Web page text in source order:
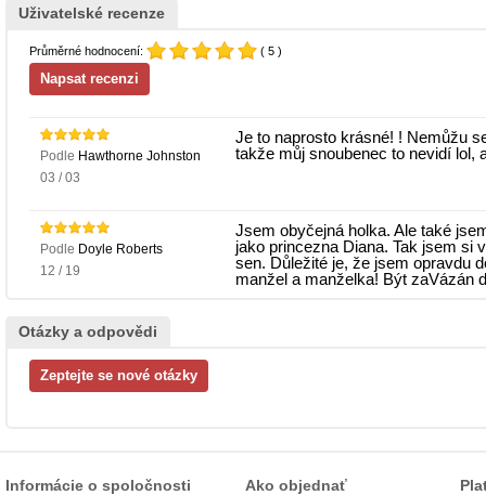
Uživatelské recenze
Průměrné hodnocení: ( 5 )
Podle Hawthorne Johnston
03 / 03
Je to naprosto krásné! ! Nemůžu
takže můj snoubenec to nevidí lol,
Podle Doyle Roberts
12 / 19
Jsem obyčejná holka. Ale také
jako princezna Diana. Tak jsem si
sen. Důležité je, že jsem opravdu
manžel a manželka! Být zaVázán
Otázky a odpovědi
Informácie o spoločnosti Ako objednať